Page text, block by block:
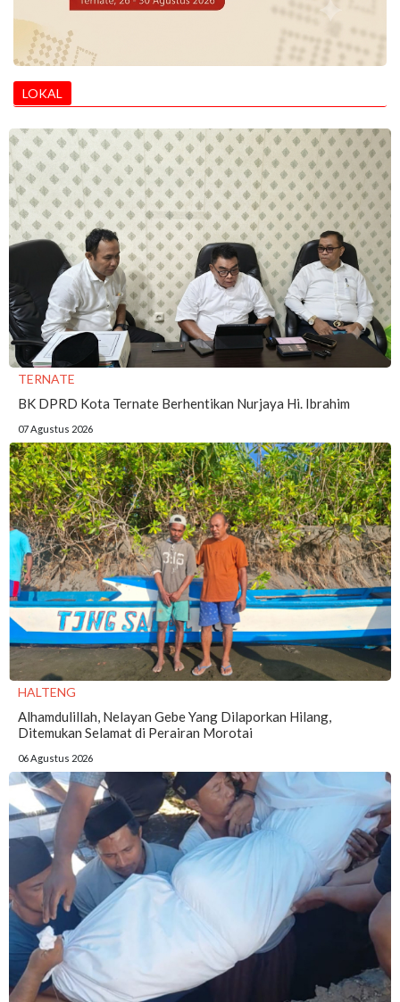
LOKAL
TERNATE
BK DPRD Kota Ternate Berhentikan Nurjaya Hi. Ibrahim
07 Agustus 2026
HALTENG
Alhamdulillah, Nelayan Gebe Yang Dilaporkan Hilang,
Ditemukan Selamat di Perairan Morotai
06 Agustus 2026